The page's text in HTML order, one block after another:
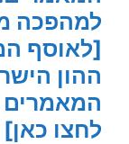
למהפכה
[לאוסף
ההון
המאמרים
לחצו כאן]